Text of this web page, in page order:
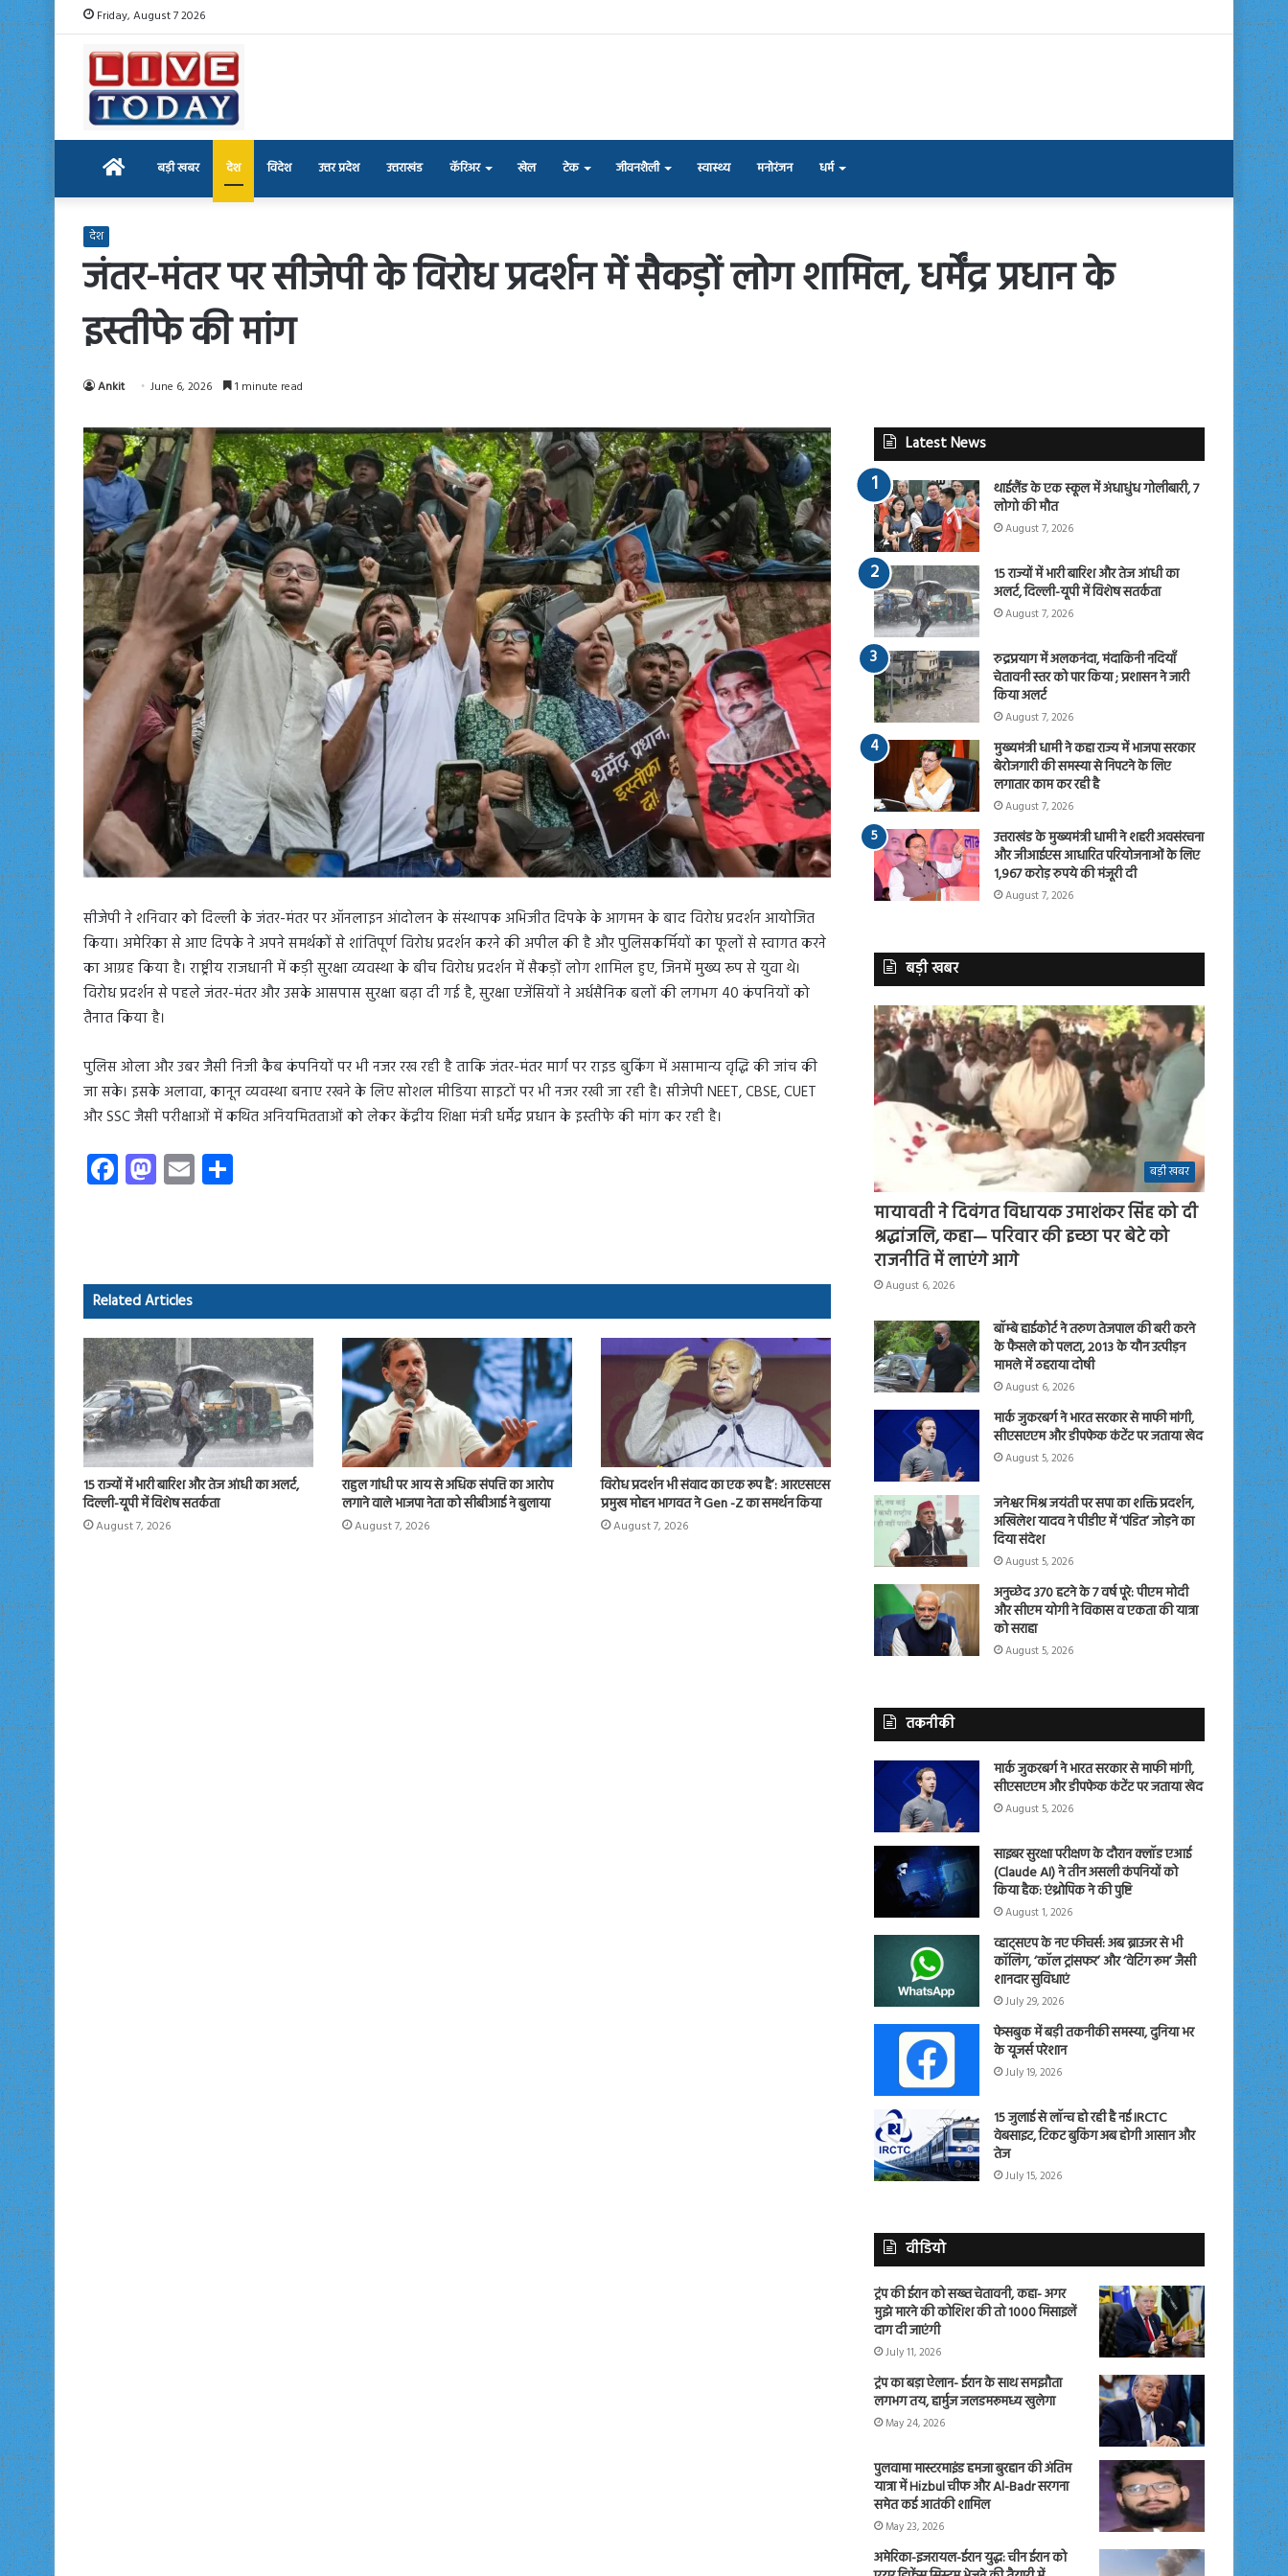
Friday, August 7 2026
Home बड़ी खबर देश विदेश उत्तर प्रदेश उत्तराखंड कॅरिअर खेल टेक जीवनशैली स्वास्थ्य मनोरंजन धर्म
देश
जंतर-मंतर पर सीजेपी के विरोध प्रदर्शन में सैकड़ों लोग शामिल, धर्मेंद्र प्रधान के
इस्तीफे की मांग
Ankit June 6, 2026 1 minute read
सीजेपी ने शनिवार को दिल्ली के जंतर-मंतर पर ऑनलाइन आंदोलन के संस्थापक अभिजीत दिपके के आगमन के बाद विरोध प्रदर्शन आयोजित
किया। अमेरिका से आए दिपके ने अपने समर्थकों से शांतिपूर्ण विरोध प्रदर्शन करने की अपील की है और पुलिसकर्मियों का फूलों से स्वागत करने
का आग्रह किया है। राष्ट्रीय राजधानी में कड़ी सुरक्षा व्यवस्था के बीच विरोध प्रदर्शन में सैकड़ों लोग शामिल हुए, जिनमें मुख्य रूप से युवा थे।
विरोध प्रदर्शन से पहले जंतर-मंतर और उसके आसपास सुरक्षा बढ़ा दी गई है, सुरक्षा एजेंसियों ने अर्धसैनिक बलों की लगभग 40 कंपनियों को
तैनात किया है।
पुलिस ओला और उबर जैसी निजी कैब कंपनियों पर भी नजर रख रही है ताकि जंतर-मंतर मार्ग पर राइड बुकिंग में असामान्य वृद्धि की जांच की
जा सके। इसके अलावा, कानून व्यवस्था बनाए रखने के लिए सोशल मीडिया साइटों पर भी नजर रखी जा रही है। सीजेपी NEET, CBSE, CUET
और SSC जैसी परीक्षाओं में कथित अनियमितताओं को लेकर केंद्रीय शिक्षा मंत्री धर्मेंद्र प्रधान के इस्तीफे की मांग कर रही है।
Fa
ce
ok
M
as
o
n
E
m
Related Articles
15 राज्यों में भारी बारिश और तेज आंधी का अलर्ट,
दिल्ली-यूपी में विशेष सतर्कता
August 7, 2026
राहुल गांधी पर आय से अधिक संपत्ति का आरोप
लगाने वाले भाजपा नेता को सीबीआई ने बुलाया
August 7, 2026
विरोध प्रदर्शन भी संवाद का एक रूप है’: आरएसएस
प्रमुख मोहन भागवत ने Gen -Z का समर्थन किया
August 7, 2026
Latest News
थाईलैंड के एक स्कूल में अंधाधुंध गोलीबारी, 7
लोगो की मौत
August 7, 2026
15 राज्यों में भारी बारिश और तेज आंधी का
अलर्ट, दिल्ली-यूपी में विशेष सतर्कता
August 7, 2026
रुद्रप्रयाग में अलकनंदा, मंदाकिनी नदियाँ
चेतावनी स्तर को पार किया ; प्रशासन ने जारी
किया अलर्ट
August 7, 2026
मुख्यमंत्री धामी ने कहा राज्य में भाजपा सरकार
बेरोजगारी की समस्या से निपटने के लिए
लगातार काम कर रही है
August 7, 2026
उत्तराखंड के मुख्यमंत्री धामी ने शहरी अवसंरचना
और जीआईएस आधारित परियोजनाओं के लिए
1,967 करोड़ रुपये की मंजूरी दी
August 7, 2026
बड़ी खबर
बड़ी खबर
मायावती ने दिवंगत विधायक उमाशंकर सिंह को दी
श्रद्धांजलि, कहा— परिवार की इच्छा पर बेटे को
राजनीति में लाएंगे आगे
August 6, 2026
बॉम्बे हाईकोर्ट ने तरुण तेजपाल की बरी करने
के फैसले को पलटा, 2013 के यौन उत्पीड़न
मामले में ठहराया दोषी
August 6, 2026
मार्क जुकरबर्ग ने भारत सरकार से माफी मांगी,
सीएसएएम और डीपफेक कंटेंट पर जताया खेद
August 5, 2026
जनेश्वर मिश्र जयंती पर सपा का शक्ति प्रदर्शन,
अखिलेश यादव ने पीडीए में ‘पंडित’ जोड़ने का
दिया संदेश
August 5, 2026
अनुच्छेद 370 हटने के 7 वर्ष पूरे: पीएम मोदी
और सीएम योगी ने विकास व एकता की यात्रा
को सराहा
August 5, 2026
तकनीकी
मार्क जुकरबर्ग ने भारत सरकार से माफी मांगी,
सीएसएएम और डीपफेक कंटेंट पर जताया खेद
August 5, 2026
साइबर सुरक्षा परीक्षण के दौरान क्लॉड एआई
(Claude AI) ने तीन असली कंपनियों को
किया हैक: एंथ्रोपिक ने की पुष्टि
August 1, 2026
व्हाट्सएप के नए फीचर्स: अब ब्राउजर से भी
कॉलिंग, ‘कॉल ट्रांसफर’ और ‘वेटिंग रूम’ जैसी
शानदार सुविधाएं
July 29, 2026
फेसबुक में बड़ी तकनीकी समस्या, दुनिया भर
के यूजर्स परेशान
July 19, 2026
15 जुलाई से लॉन्च हो रही है नई IRCTC
वेबसाइट, टिकट बुकिंग अब होगी आसान और
तेज
July 15, 2026
वीडियो
ट्रंप की ईरान को सख्त चेतावनी, कहा- अगर
मुझे मारने की कोशिश की तो 1000 मिसाइलें
दाग दी जाएंगी
July 11, 2026
ट्रंप का बड़ा ऐलान- ईरान के साथ समझौता
लगभग तय, हार्मुज जलडमरूमध्य खुलेगा
May 24, 2026
पुलवामा मास्टरमाइंड हमजा बुरहान की अंतिम
यात्रा में Hizbul चीफ और Al-Badr सरगना
समेत कई आतंकी शामिल
May 23, 2026
अमेरिका-इजरायल-ईरान युद्ध: चीन ईरान को